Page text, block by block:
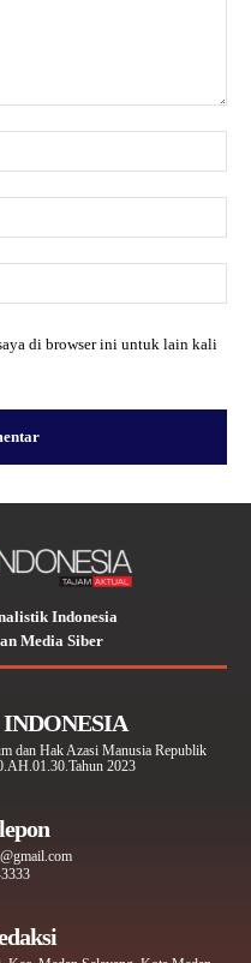
di browser ini untuk lain kali
Indonesia
Media Siber
INDONESIA
dan Hak Azasi Manusia Republik
2023